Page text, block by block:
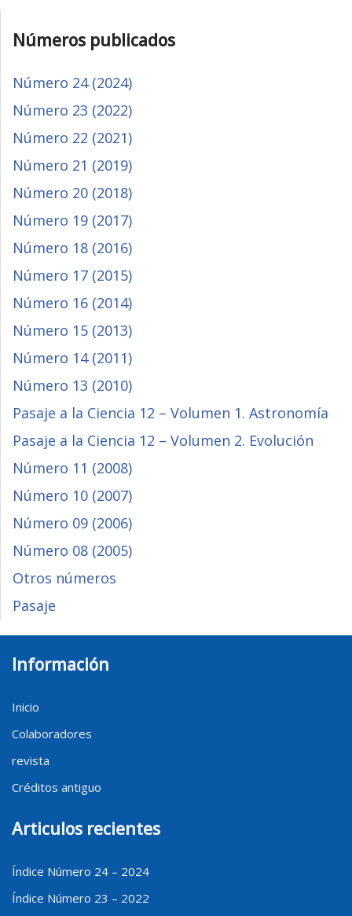
Números publicados
Número 24 (2024)
Número 23 (2022)
Número 22 (2021)
Número 21 (2019)
Número 20 (2018)
Número 19 (2017)
Número 18 (2016)
Número 17 (2015)
Número 16 (2014)
Número 15 (2013)
Número 14 (2011)
Número 13 (2010)
Pasaje a la Ciencia 12 – Volumen 1. Astronomía
Pasaje a la Ciencia 12 – Volumen 2. Evolución
Número 11 (2008)
Número 10 (2007)
Número 09 (2006)
Número 08 (2005)
Otros números
Pasaje
Información
Inicio
Colaboradores
revista
Créditos antiguo
Articulos recientes
Índice Número 24 – 2024
Índice Número 23 – 2022